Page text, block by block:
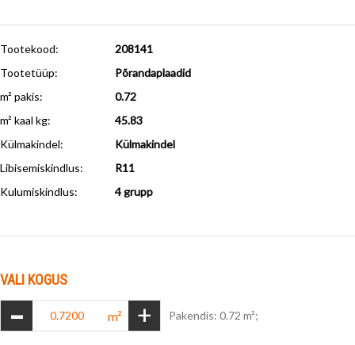
Tootekood:
208141
Tootetüüp:
Põrandaplaadid
m² pakis:
0.72
m² kaal kg:
45.83
Külmakindel:
Külmakindel
Libisemiskindlus:
R11
Kulumiskindlus: 4 grupp
VALI KOGUS
- m² + Pakendis: 0.72 m²;